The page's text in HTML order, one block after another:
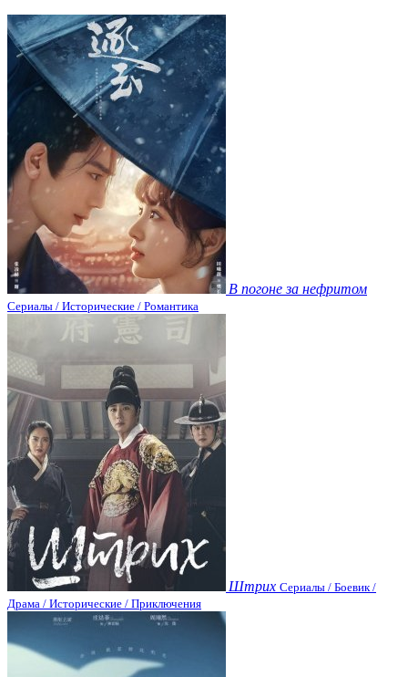
В погоне за нефритом
Сериалы / Исторические / Романтика
Штрих Сериалы / Боевик /
Драма / Исторические / Приключения